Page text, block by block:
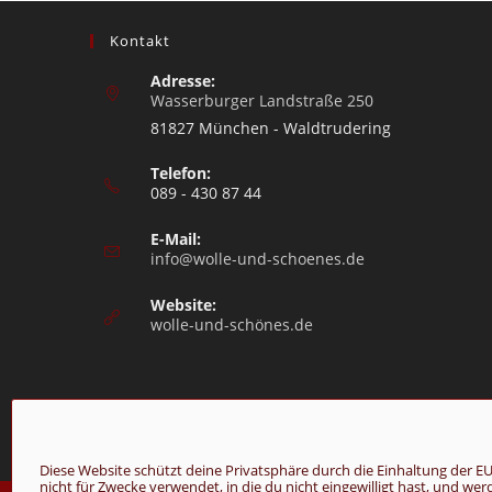
Diese Website schützt deine Privatsphäre durch die Einhaltung der
nicht für Zwecke verwendet, in die du nicht eingewilligt hast, und
Kontakt
Adresse:
Wasserburger Landstraße 250
81827 München - Waldtrudering
Telefon:
089 - 430 87 44
E-Mail:
info@wolle-und-schoenes.de
Website:
wolle-und-schönes.de